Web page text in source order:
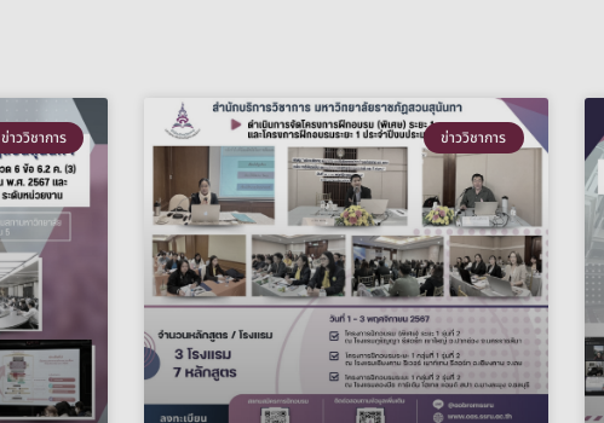
ข่าววิชาการ ข่าววิชาการ